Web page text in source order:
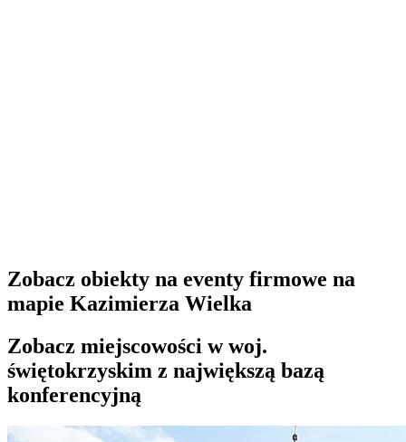
Zobacz obiekty na eventy firmowe na
mapie Kazimierza Wielka
Zobacz miejscowości w woj.
świętokrzyskim z największą bazą
konferencyjną